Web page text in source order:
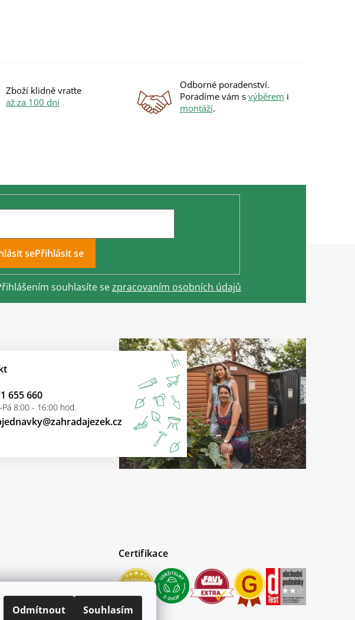
Odmítnout Souhlasím
Zboží klidně vraťte
až za 100 dní
Odborné poradenství.
Poradíme vám s výběrem i
montáží.
Přihlásit se
souhlasíte sezpracovaním osobních údajů
@zahradajezek.cz
655 660
Pá 8:00 - 16:00 hod.
Certifikace